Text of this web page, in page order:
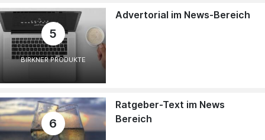
5
BIRKNER PRODUKTE
Advertorial im News-Bereich
6
Ratgeber-Text im News
Bereich